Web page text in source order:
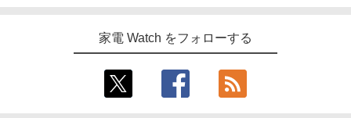
家電 Watch をフォローする